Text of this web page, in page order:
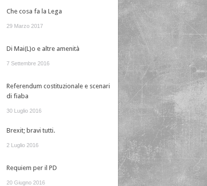
Che cosa fa la Lega
29 Marzo 2017
Di Mai(L)o e altre amenità
7 Settembre 2016
Referendum costituzionale e scenari
di fiaba
30 Luglio 2016
Brexit; bravi tutti.
2 Luglio 2016
Requiem per il PD
20 Giugno 2016